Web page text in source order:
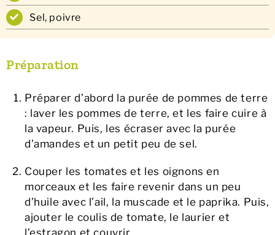
Sel, poivre
Préparation
Préparer d’abord la purée de pommes de terre
: laver les pommes de terre, et les faire cuire à
la vapeur. Puis, les écraser avec la purée
d’amandes et un petit peu de sel.
Couper les tomates et les oignons en
morceaux et les faire revenir dans un peu
d’huile avec l’ail, la muscade et le paprika. Puis,
ajouter le coulis de tomate, le laurier et